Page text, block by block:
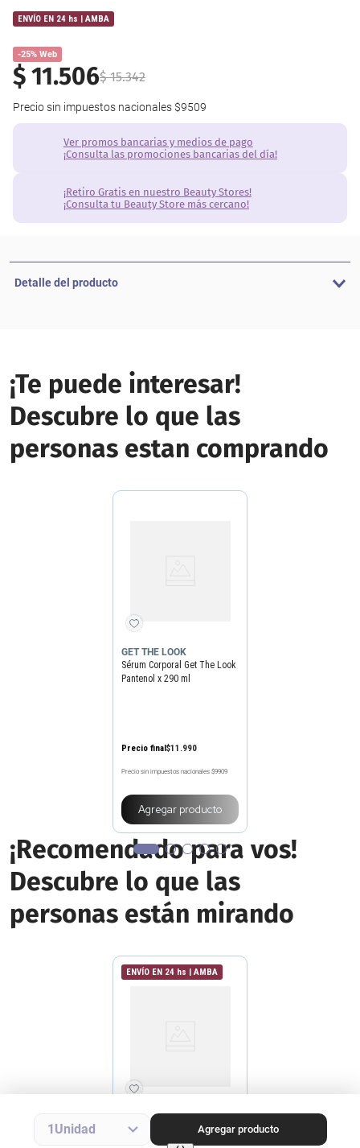
ENVÍO EN 24 hs | AMBA
-25% Web
$11.506$ 15.342
Precio sin impuestos nacionales $9509
1 Agregar producto
Ver promos bancarias y medios de pago
¡Consulta las promociones bancarias del día!
¡Retiro Gratis en nuestro Beauty Stores!
¡Consulta tu Beauty Store más cercano!
Detalle del producto
¡Te puede interesar!
Descubre lo que las
personas estan comprando
GET THE LOOK
Sérum Corporal Get The Look
Pantenol x 290 ml
Precio final$11 .990
Precio sin impuestos nacionales $9909
Agregar producto
¡Recomendado para vos!
Descubre lo que las
personas están mirando
ENVÍO EN 24 hs | AMBA
Crema Corporal Neutrogena
Hidrata & Repara x 400 ml